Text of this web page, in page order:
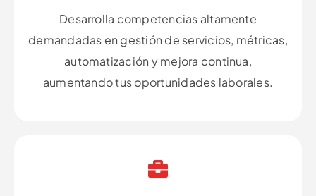
Desarrolla competencias altamente
demandadas en gestión de servicios, métricas,
automatización y mejora continua,
aumentando tus oportunidades laborales.